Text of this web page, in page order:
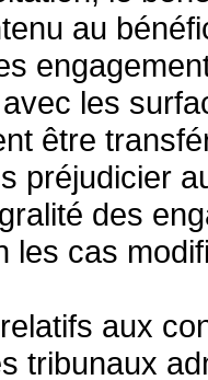
au
les
être
préjudicier
des
les cas
aux
tribunaux